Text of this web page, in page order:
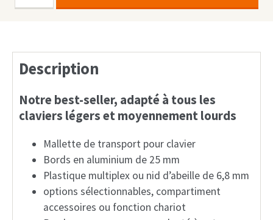
Nederlands
Case
Description
Notre best-seller, adapté à tous les
claviers légers et moyennement lourds
Mallette de transport pour clavier
Bords en aluminium de 25 mm
Plastique multiplex ou nid d’abeille de 6,8 mm
options sélectionnables, compartiment
accessoires ou fonction chariot